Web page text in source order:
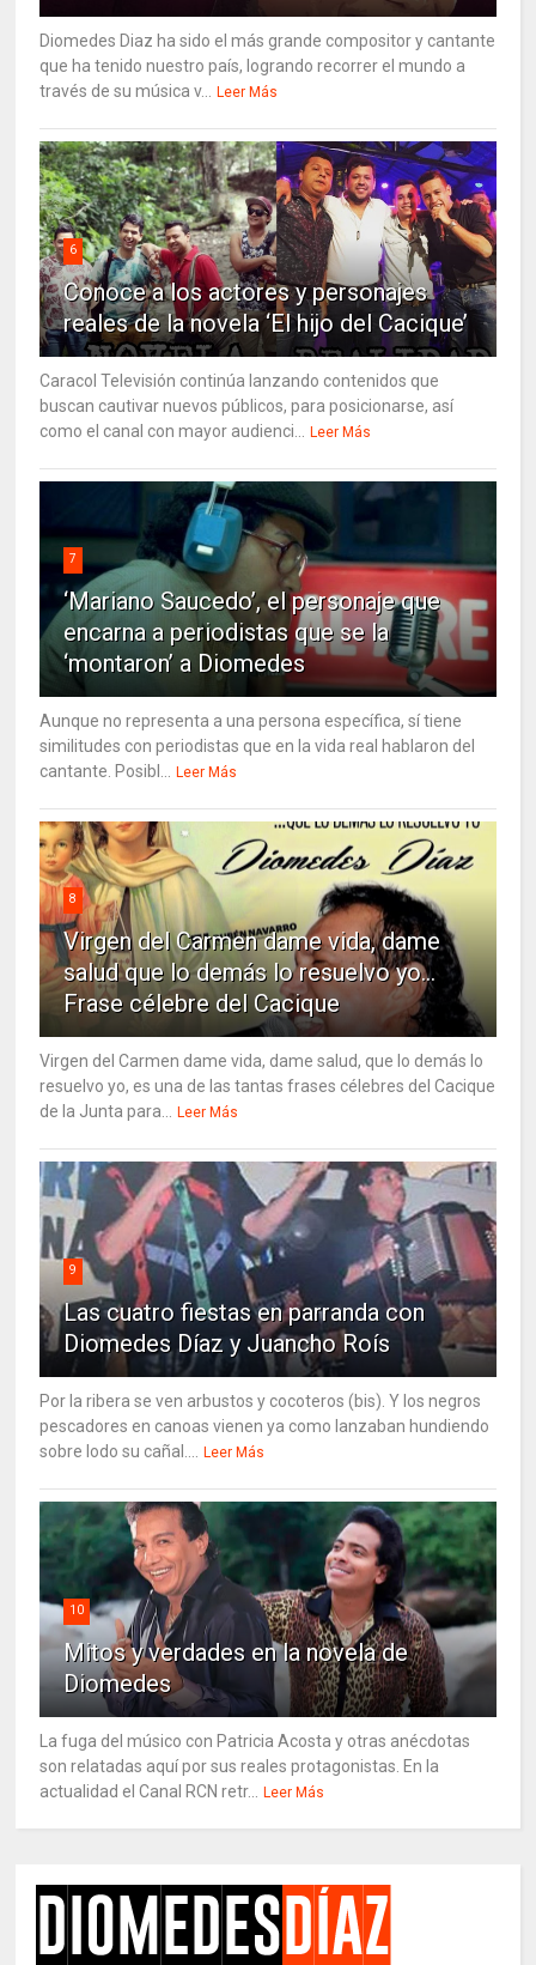
Diomedes Diaz ha sido el más grande compositor y cantante
que ha tenido nuestro país, logrando recorrer el mundo a
través de su música v... Leer Más
6
Conoce a los actores y personajes
reales de la novela ‘El hijo del Cacique’
Caracol Televisión continúa lanzando contenidos que
buscan cautivar nuevos públicos, para posicionarse, así
como el canal con mayor audienci... Leer Más
7
‘Mariano Saucedo’, el personaje que
encarna a periodistas que se la
‘montaron’ a Diomedes
Aunque no representa a una persona específica, sí tiene
similitudes con periodistas que en la vida real hablaron del
cantante. Posibl... Leer Más
8
Virgen del Carmen dame vida, dame
salud que lo demás lo resuelvo yo…
Frase célebre del Cacique
Virgen del Carmen dame vida, dame salud, que lo demás lo
resuelvo yo, es una de las tantas frases célebres del Cacique
de la Junta para... Leer Más
9
Las cuatro fiestas en parranda con
Diomedes Díaz y Juancho Roís
Por la ribera se ven arbustos y cocoteros (bis). Y los negros
pescadores en canoas vienen ya como lanzaban hundiendo
sobre lodo su cañal.... Leer Más
10
Mitos y verdades en la novela de
Diomedes
La fuga del músico con Patricia Acosta y otras anécdotas
son relatadas aquí por sus reales protagonistas. En la
actualidad el Canal RCN retr... Leer Más